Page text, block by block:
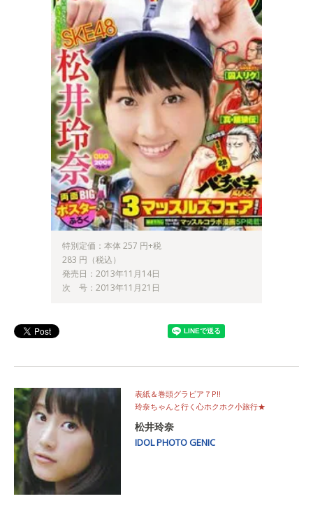
特別定価：本体 257 円+税
283 円（税込）
発売日：2013年11月14日
次 号：2013年11月21日
表紙＆巻頭グラビア７P!!
玲奈ちゃんと行く心ホクホク小旅行★
松井玲奈
IDOL PHOTO GENIC